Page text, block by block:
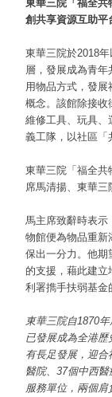
東華三院「福全共
創共享資源互助平
東華三院於2018
層，發展成為青
用物品方式，發
概念。該館除接收
維修工具、玩具、
義工隊，以社區「
東華三院「福全共
席馬清揚、東華三
馬主席致辭時表示
物館便為物品重新
保出一分力。他期
的支援，藉此建
利署擕手扶弱基金
東華三院自1870
已發展成為全港
有長足發展，迎
醫院、37個中西
服務單位，兩個